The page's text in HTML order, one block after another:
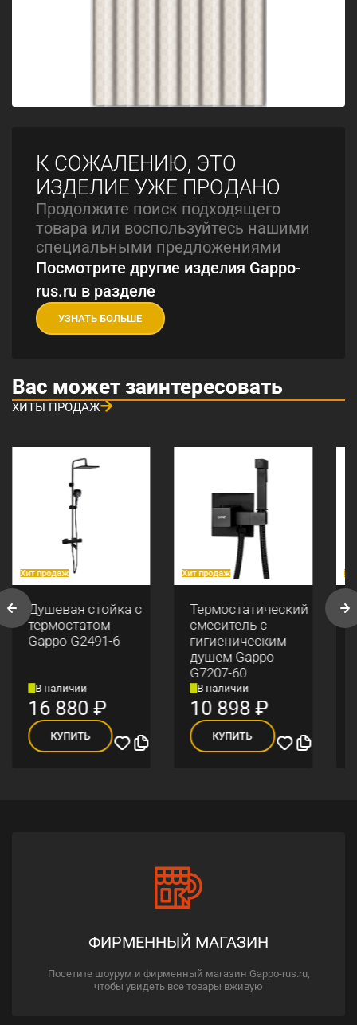
К СОЖАЛЕНИЮ, ЭТО
ИЗДЕЛИЕ УЖЕ ПРОДАНО
Продолжите поиск подходящего
товара или воспользуйтесь нашими
специальными предложениями
Посмотрите другие изделия Gappo-
rus.ru в разделе
УЗНАТЬ БОЛЬШЕ
Вас может заинтересовать
ХИТЫ ПРОДАЖ
Хит продаж
Душевая стойка с
термостатом
Gappo G2491-6
В наличии
16 880₽
КУПИТЬ
Хит продаж
Термостатический
смеситель с
гигиеническим
душем Gappo
G7207-60
В наличии
10 898₽
КУПИТЬ
ФИРМЕННЫЙ МАГАЗИН
Посетите шоурум и фирменный магазин Gappo-rus.ru,
чтобы увидеть все товары вживую